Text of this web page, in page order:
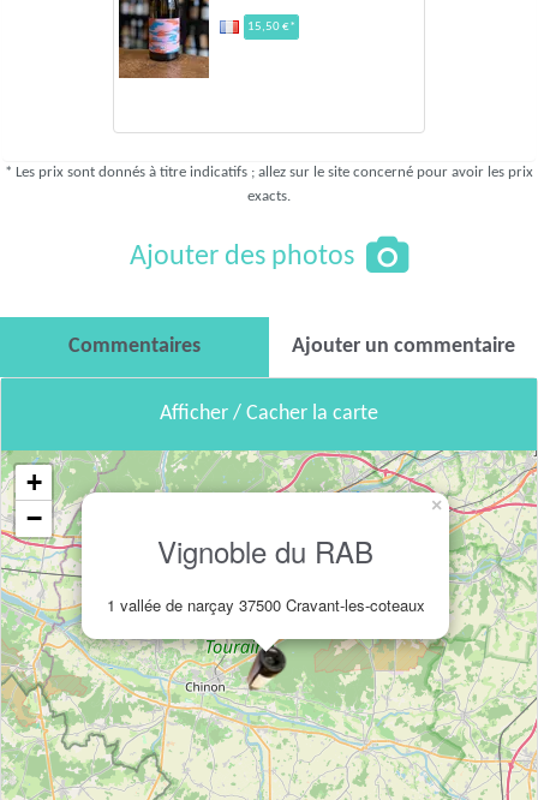
15,50 €*
* Les prix sont donnés à titre indicatifs ; allez sur le site concerné pour avoir les prix
exacts.
Ajouter des photos
Commentaires Ajouter un commentaire
Afficher / Cacher la carte
Vignoble du RAB
1 vallée de narçay 37500 Cravant-les-coteaux
×
+
−